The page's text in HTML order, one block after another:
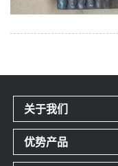
关于我们
优势产品